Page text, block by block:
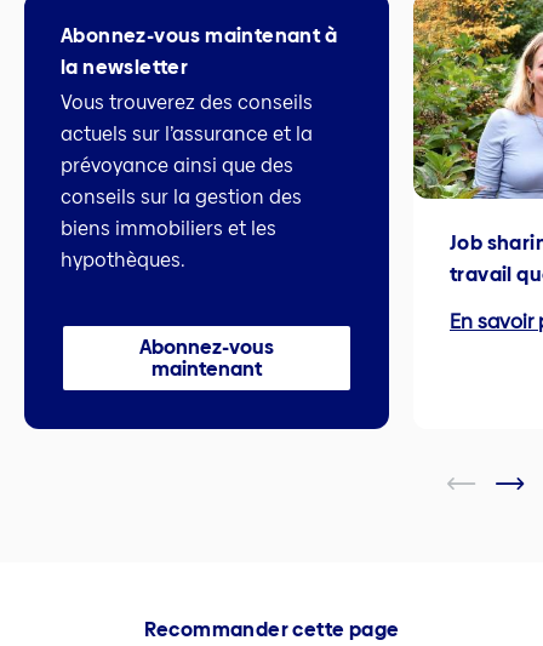
Abonnez-vous maintenant à
la newsletter
Vous trouverez des conseils
actuels sur l’assurance et la
prévoyance ainsi que des
conseils sur la gestion des
biens immobiliers et les
hypothèques.
Abonnez-vous
maintenant
Job
travail
En savoir
Recommander cette page